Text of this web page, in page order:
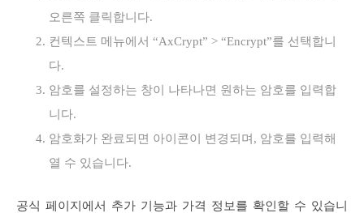
오른쪽 클릭합니다.
컨텍스트 메뉴에서 “AxCrypt” > “Encrypt”를 선택합니
다.
암호를 설정하는 창이 나타나면 원하는 암호를 입력합
니다.
암호화가 완료되면 아이콘이 변경되며, 암호를 입력해
열 수 있습니다.
공식 페이지에서 추가 기능과 가격 정보를 확인할 수 있습니